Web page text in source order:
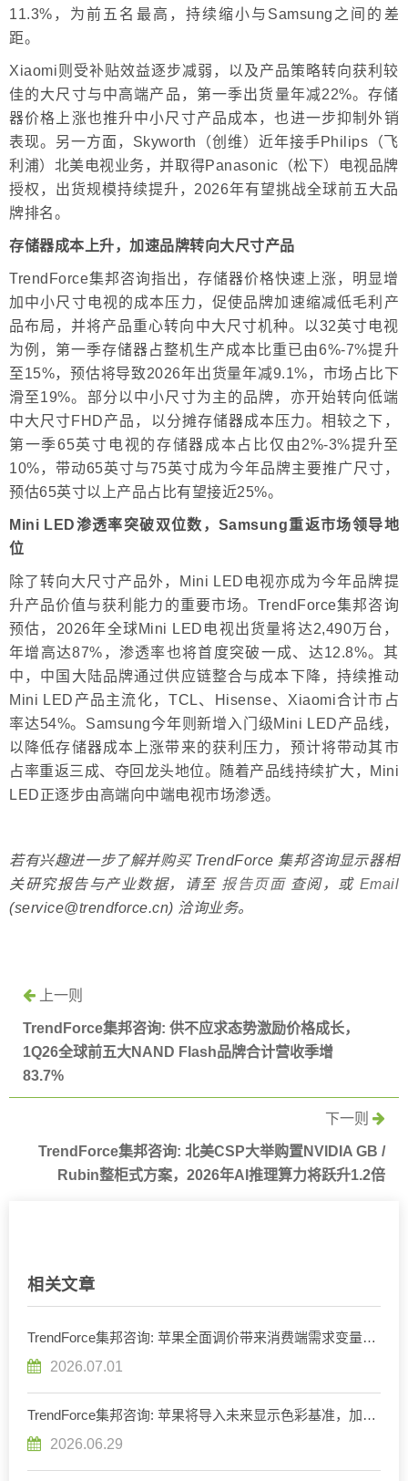
11.3%，为前五名最高，持续缩小与Samsung之间的差
距。
Xiaomi则受补贴效益逐步减弱，以及产品策略转向获利较
佳的大尺寸与中高端产品，第一季出货量年减22%。存储
器价格上涨也推升中小尺寸产品成本，也进一步抑制外销
表现。另一方面，Skyworth（创维）近年接手Philips（飞
利浦）北美电视业务，并取得Panasonic（松下）电视品牌
授权，出货规模持续提升，2026年有望挑战全球前五大品
牌排名。
存储器成本上升，加速品牌转向大尺寸产品
TrendForce集邦咨询指出，存储器价格快速上涨，明显增
加中小尺寸电视的成本压力，促使品牌加速缩减低毛利产
品布局，并将产品重心转向中大尺寸机种。以32英寸电视
为例，第一季存储器占整机生产成本比重已由6%-7%提升
至15%，预估将导致2026年出货量年减9.1%，市场占比下
滑至19%。部分以中小尺寸为主的品牌，亦开始转向低端
中大尺寸FHD产品，以分摊存储器成本压力。相较之下，
第一季65英寸电视的存储器成本占比仅由2%-3%提升至
10%，带动65英寸与75英寸成为今年品牌主要推广尺寸，
预估65英寸以上产品占比有望接近25%。
Mini LED渗透率突破双位数，Samsung重返市场领导地
位
除了转向大尺寸产品外，Mini LED电视亦成为今年品牌提
升产品价值与获利能力的重要市场。TrendForce集邦咨询
预估，2026年全球Mini LED电视出货量将达2,490万台，
年增高达87%，渗透率也将首度突破一成、达12.8%。其
中，中国大陆品牌通过供应链整合与成本下降，持续推动
Mini LED产品主流化，TCL、Hisense、Xiaomi合计市占
率达54%。Samsung今年则新增入门级Mini LED产品线，
以降低存储器成本上涨带来的获利压力，预计将带动其市
占率重返三成、夺回龙头地位。随着产品线持续扩大，Mini
LED正逐步由高端向中端电视市场渗透。
若有兴趣进一步了解并购买 TrendForce 集邦咨询显示器相
关研究报告与产业数据，请至 报告页面查阅，或 Email
(service@trendforce.cn) 洽询业务。
上一则
TrendForce集邦咨询: 供不应求态势激励价格成长，
1Q26全球前五大NAND Flash品牌合计营收季增
83.7%
下一则
TrendForce集邦咨询: 北美CSP大举购置NVIDIA GB /
Rubin整柜式方案，2026年AI推理算力将跃升1.2倍
相关文章
TrendForce集邦咨询: 苹果全面调价带来消费端需求变量，
2026.07.01
TrendForce集邦咨询: 苹果将导入未来显示色彩基准，加速
2026.06.29